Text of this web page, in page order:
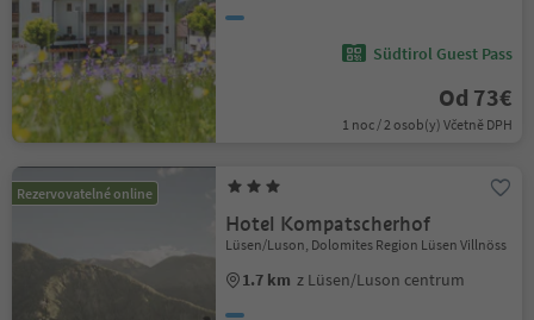
Südtirol Guest Pass
Od 73€
1 noc / 2 osob(y) Včetně DPH
Rezervovatelné online
Hotel Kompatscherhof
Lüsen/Luson, Dolomites Region Lüsen Villnöss
1.7 km z Lüsen/Luson centrum